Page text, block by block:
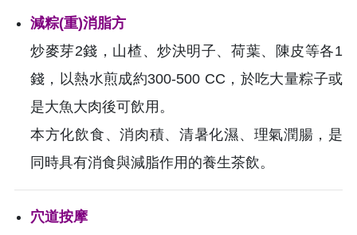
減粽(重)消脂方
炒麥芽2錢，山楂、炒決明子、荷葉、陳皮等各1
錢，以熱水煎成約300-500 CC，於吃大量粽子或
是大魚大肉後可飲用。
本方化飲食、消肉積、清暑化濕、理氣潤腸，是
同時具有消食與減脂作用的養生茶飲。
穴道按摩